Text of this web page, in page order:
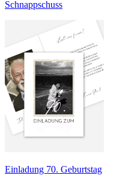
Schnappschuss
Einladung 70. Geburtstag